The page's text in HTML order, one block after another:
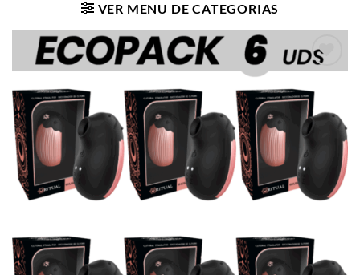
VER MENU DE CATEGORIAS
a la
lista
deseos